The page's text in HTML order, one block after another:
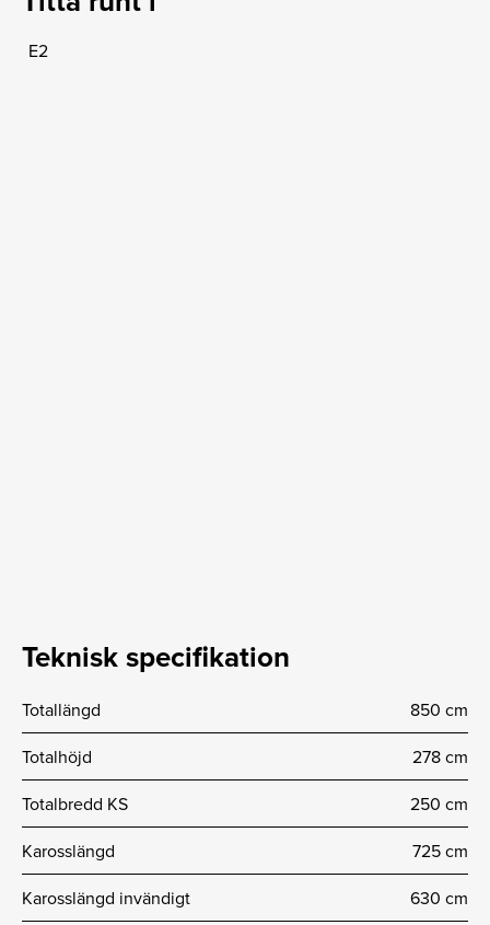
E2
Teknisk specifikation
Totallängd
850 cm
Totalhöjd
278 cm
Totalbredd KS
250 cm
Karosslängd
725 cm
Karosslängd invändigt
630 cm